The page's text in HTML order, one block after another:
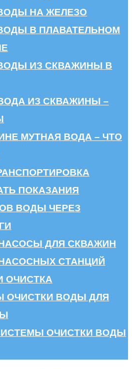
НА ЖЕЛЕЗО
В ПЛАВАТЕЛЬНОМ
ИЗ СКВАЖИНЫ В
ИЗ СКВАЖИНЫ –
МУТНАЯ ВОДА – ЧТО
ПОКАЗАНИЯ
ВОДЫ ЧЕРЕЗ
ДЛЯ СКВАЖИН
НАСОСНЫХ СТАНЦИЙ
ОЧИСТКА
ОЧИСТКИ ВОДЫ ДЛЯ
ОЧИСТКИ ВОДЫ